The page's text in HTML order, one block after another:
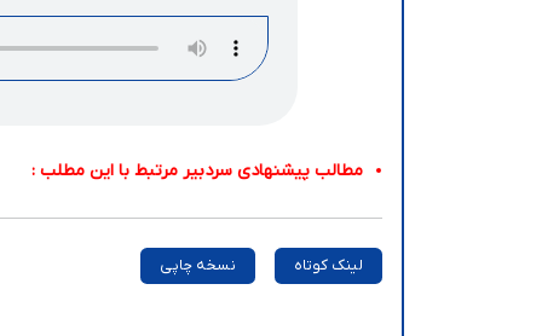
مطالب پیشنهادی سردبیر مرتبط با این مطلب :
لینک کوتاه نسخه چاپی